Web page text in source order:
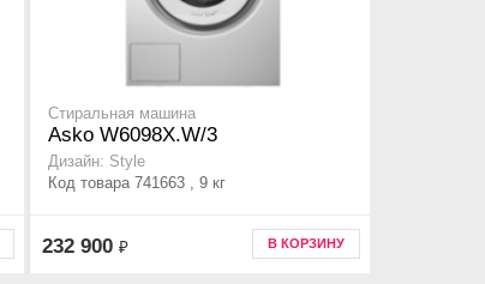
Стиральная машина
Asko W6098X.W/3
Дизайн: Style
Код товара 741663 , 9 кг
232 900 ₽ В КОРЗИНУ